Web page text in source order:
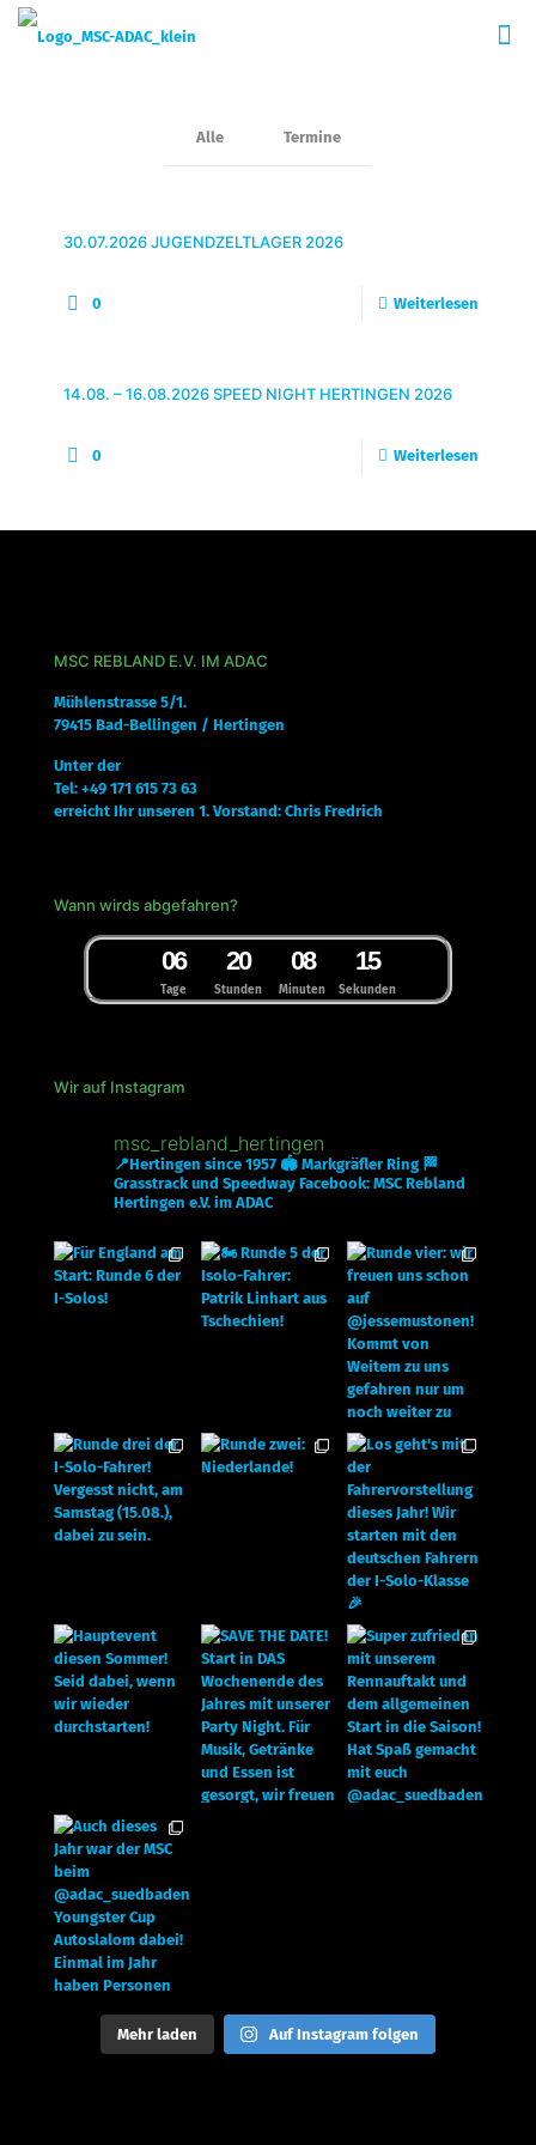
Alle Termine
30.07.2026 JUGENDZELTLAGER 2026
0 Weiterlesen
14.08. – 16.08.2026 SPEED NIGHT HERTINGEN 2026
0 Weiterlesen
MSC REBLAND E.V. IM ADAC
Mühlenstrasse 5/1.
79415 Bad-Bellingen / Hertingen
Unter der
Tel: +49 171 615 73 63
erreicht Ihr unseren 1. Vorstand: Chris Fredrich
Wann wirds abgefahren?
Tage
06
Stunden
20
Minuten
08
Sekunden
14
5
Wir auf Instagram
msc_rebland_hertingen
📍Hertingen since 1957 🏟 Markgräfler Ring 🏁
Grasstrack und Speedway Facebook: MSC Rebland
Hertingen e.V. im ADAC
Mehr laden Auf Instagram folgen